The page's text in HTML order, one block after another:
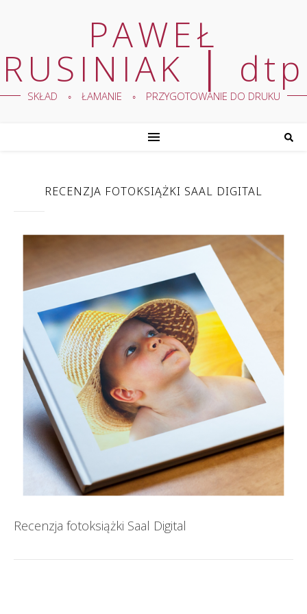
PAWEŁ
RUSINIAK │ dtp
SKŁAD ◦ ŁAMANIE ◦ PRZYGOTOWANIE DO DRUKU
RECENZJA FOTOKSIĄŻKI SAAL DIGITAL
Recenzja fotoksiążki Saal Digital